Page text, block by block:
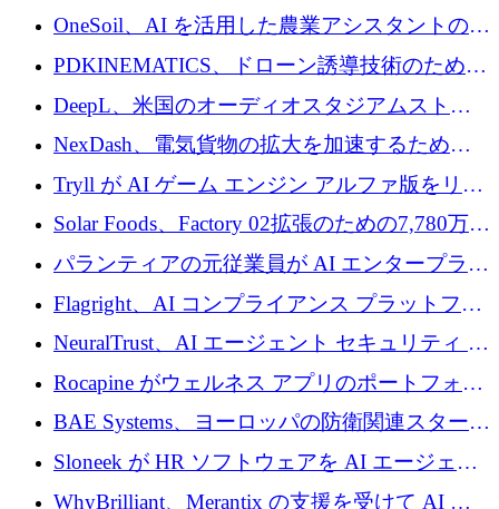
重用途の成長基金である E2D を立ち上げる
OneSoil、AI を活用した農業アシスタントの拡
大に​​ 100 万ユーロを確保
PDKINEMATICS、ドローン誘導技術のために
200 万ユーロを調達
DeepL、米国のオーディオスタジアムストリ
ーミング事業Mixhaloを買収
NexDash、電気貨物の拡大を加速するために
EIT Urban Mobilityから250万ユーロを確保
Tryll が AI ゲーム エンジン アルファ版をリリ
ースし、60 万ドルのプレシード資金を確保
Solar Foods、Factory 02拡張のための7,780万ユ
ーロの資金調達パッケージを獲得
パランティアの元従業員が AI エンタープライ
ズ スタートアップの Conduct に 6,000 万ドル
を調達
Flagright、AI コンプライアンス プラットフォ
ームを拡張するためにシリーズ A で 1,250 万
ドルを確保
NeuralTrust、AI エージェント セキュリティ プ
ラットフォームの拡張に 2,000 万ドルを調達
Rocapine がウェルネス アプリのポートフォリ
オを拡大するためにシリーズ A で 1,300 万ド
ルを調達
BAE Systems、ヨーロッパの防衛関連スタート
アップの規模拡大を支援するために 5,000 万
ユーロの支援を開始
Sloneek が HR ソフトウェアを AI エージェン
トに変えるために 600 万ドルを調達
WhyBrilliant、Merantix の支援を受けて AI 求